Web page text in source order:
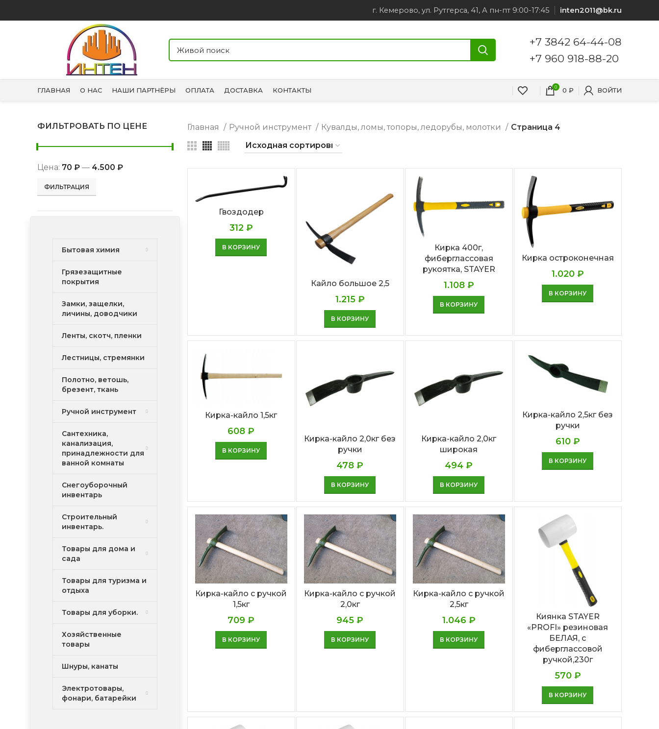
г. Кемерово, ул. Рутгерса, 41, А пн-пт 9:00-17:45 inten2011@bk.ru
+7 3842 64-44-08
+7 960 918-88-20
ГЛАВНАЯ О НАС НАШИ ПАРТНЁРЫ ОПЛАТА ДОСТАВКА КОНТАКТЫ 0 0 ₽ ВОЙТИ
ФИЛЬТРОВАТЬ ПО ЦЕНЕ
Минимальная
цена
Максимальная
цена
ФИЛЬТРАЦИЯ
Цена: 70 ₽ — 4.500 ₽
Бытовая химия
Грязезащитные
покрытия
Замки, защелки,
личины, доводчики
Ленты, скотч, пленки
Лестницы, стремянки
Полотно, ветошь,
брезент, ткань
Ручной инструмент
Сантехника,
канализация,
принадлежности для
ванной комнаты
Снегоуборочный
инвентарь
Строительный
инвентарь.
Товары для дома и
сада
Товары для туризма и
отдыха
Товары для уборки.
Хозяйственные
товары
Шнуры, канаты
Электротовары,
фонари, батарейки
Главная Ручной инструмент Кувалды, ломы, топоры, ледорубы, молотки Страница 4
Гвоздодер
312 ₽
В КОРЗИНУ
Кайло большое 2,5
1.215 ₽
В КОРЗИНУ
Кирка 400г,
фиберглассовая
рукоятка, STAYER
1.108 ₽
В КОРЗИНУ
Кирка остроконечная
1.020 ₽
В КОРЗИНУ
Кирка-кайло 1,5кг
608₽
В КОРЗИНУ
Кирка-кайло 2,0кг без
ручки
478₽
В КОРЗИНУ
Кирка-кайло 2,0кг
широкая
494₽
В КОРЗИНУ
Кирка-кайло 2,5кг без
ручки
610 ₽
В КОРЗИНУ
Кирка-кайло с ручкой
1,5кг
709₽
В КОРЗИНУ
Кирка-кайло с ручкой
2,0кг
945₽
В КОРЗИНУ
Кирка-кайло с ручкой
2,5кг
1.046 ₽
В КОРЗИНУ
Киянка STAYER
«PROFI» резиновая
БЕЛАЯ, с
фиберглассовой
ручкой,230г
570 ₽
В КОРЗИНУ